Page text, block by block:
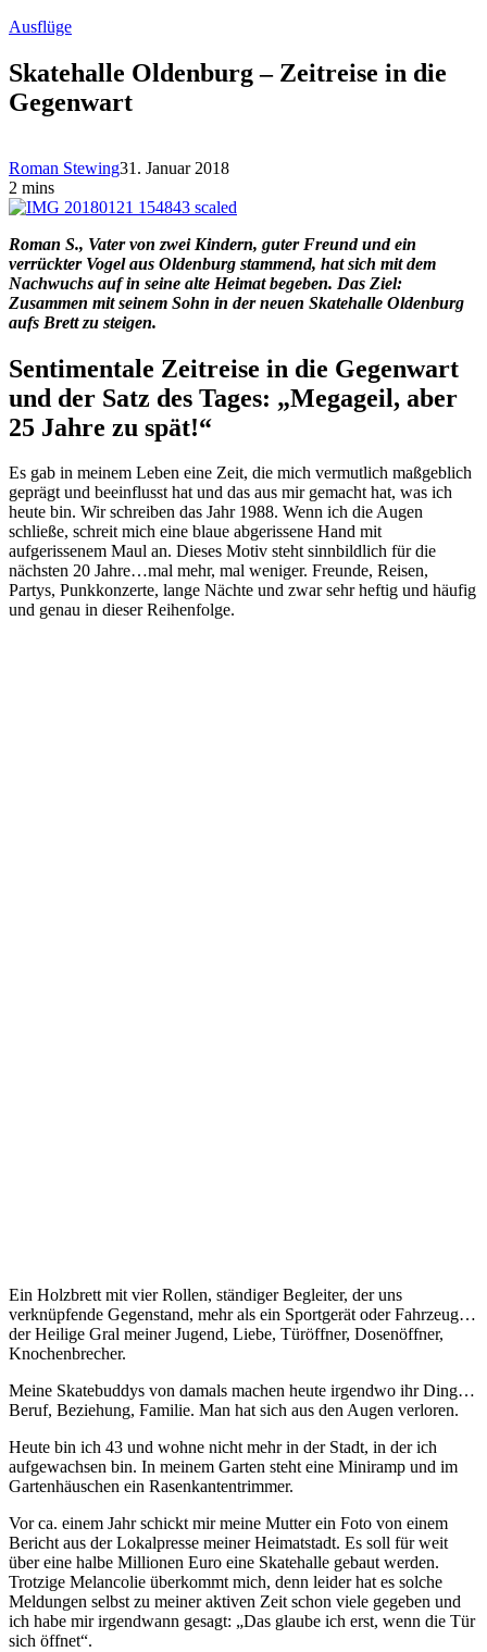
Ausflüge
Skatehalle Oldenburg – Zeitreise in die
Gegenwart
Roman Stewing31. Januar 2018
2 mins
Roman S., Vater von zwei Kindern, guter Freund und ein
verrückter Vogel aus Oldenburg stammend, hat sich mit dem
Nachwuchs auf in seine alte Heimat begeben. Das Ziel:
Zusammen mit seinem Sohn in der neuen Skatehalle Oldenburg
aufs Brett zu steigen.
Sentimentale Zeitreise in die Gegenwart
und der Satz des Tages: „Megageil, aber
25 Jahre zu spät!“
Es gab in meinem Leben eine Zeit, die mich vermutlich maßgeblich
geprägt und beeinflusst hat und das aus mir gemacht hat, was ich
heute bin. Wir schreiben das Jahr 1988. Wenn ich die Augen
schließe, schreit mich eine blaue abgerissene Hand mit
aufgerissenem Maul an. Dieses Motiv steht sinnbildlich für die
nächsten 20 Jahre…mal mehr, mal weniger. Freunde, Reisen,
Partys, Punkkonzerte, lange Nächte und zwar sehr heftig und häufig
und genau in dieser Reihenfolge.
Ein Holzbrett mit vier Rollen, ständiger Begleiter, der uns
verknüpfende Gegenstand, mehr als ein Sportgerät oder Fahrzeug…
der Heilige Gral meiner Jugend, Liebe, Türöffner, Dosenöffner,
Knochenbrecher.
Meine Skatebuddys von damals machen heute irgendwo ihr Ding…
Beruf, Beziehung, Familie. Man hat sich aus den Augen verloren.
Heute bin ich 43 und wohne nicht mehr in der Stadt, in der ich
aufgewachsen bin. In meinem Garten steht eine Miniramp und im
Gartenhäuschen ein Rasenkantentrimmer.
Vor ca. einem Jahr schickt mir meine Mutter ein Foto von einem
Bericht aus der Lokalpresse meiner Heimatstadt. Es soll für weit
über eine halbe Millionen Euro eine Skatehalle gebaut werden.
Trotzige Melancolie überkommt mich, denn leider hat es solche
Meldungen selbst zu meiner aktiven Zeit schon viele gegeben und
ich habe mir irgendwann gesagt: „Das glaube ich erst, wenn die Tür
sich öffnet“.